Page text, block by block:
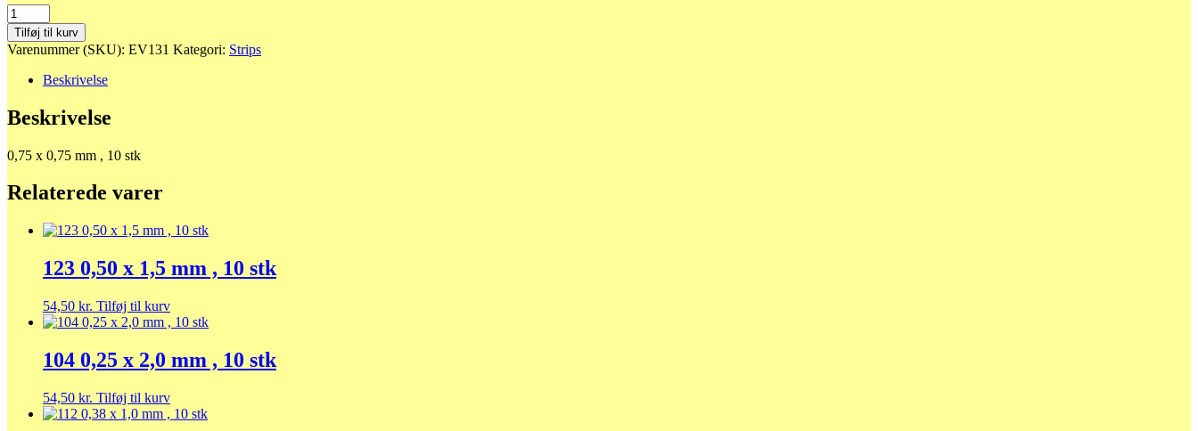
131
0,75
x
0,75
10
stk
Tilføj til kurv
Varenummer (SKU): EV131 Kategori: Strips
Beskrivelse
Beskrivelse
0,75 x 0,75 mm , 10 stk
Relaterede varer
123 0,50 x 1,5 mm , 10 stk
54,50 kr. Tilføj til kurv
104 0,25 x 2,0 mm , 10 stk
54,50 kr. Tilføj til kurv